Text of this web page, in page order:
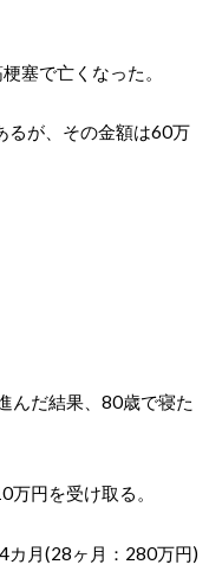
塞で亡くなった。
るが、その金額は60万
んだ結果、80歳で寝た
円を受け取る。
カ月(28ヶ月：280万円)